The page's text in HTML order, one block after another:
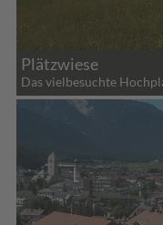
Plätzwiese
Das vielbesuchte